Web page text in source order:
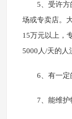
5、受许
场或专卖店。
15万元以上，
5000人/天的人
6、有一定
7、能维护